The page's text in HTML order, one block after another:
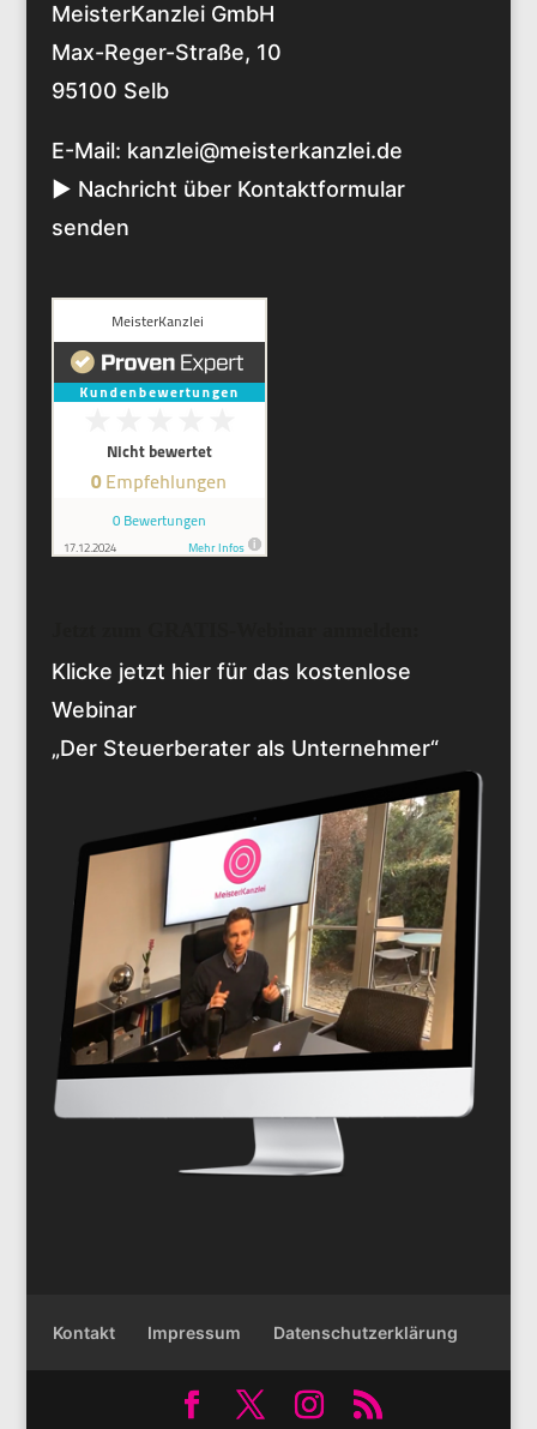
MeisterKanzlei GmbH
Max-Reger-Straße, 10
95100 Selb
E-Mail: kanzlei@meisterkanzlei.de
► Nachricht über Kontaktformular
senden
Klicke jetzt hier für das kostenlose
Webinar
„Der Steuerberater als Unternehmer“
Kontakt Impressum Datenschutzerklärung